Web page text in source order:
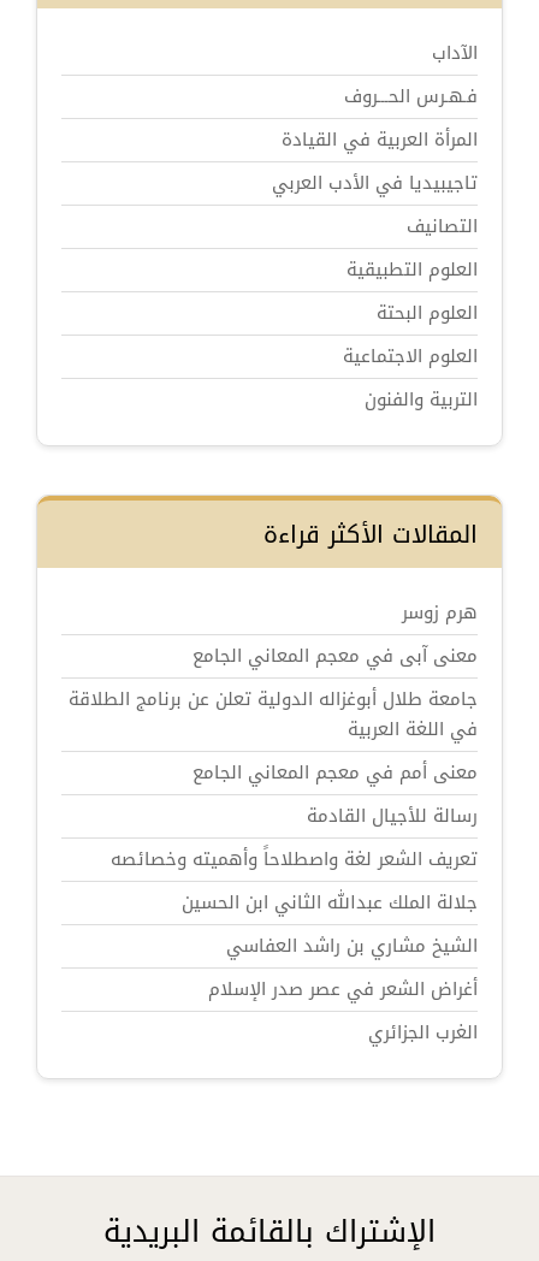
الآداب
فـهـرس الحـــروف
المرأة العربية في القيادة
تاجيبيديا في الأدب العربي
التصانيف
العلوم التطبيقية
العلوم البحتة
العلوم الاجتماعية
التربية والفنون
المقالات الأكثر قراءة
هرم زوسر
معنى آبى في معجم المعاني الجامع
جامعة طلال أبوغزاله الدولية تعلن عن برنامج الطلاقة
في اللغة العربية
معنى أمم في معجم المعاني الجامع
رسالة للأجيال القادمة
تعريف الشعر لغة واصطلاحاً وأهميته وخصائصه
جلالة الملك عبدالله الثاني ابن الحسين
الشيخ مشاري بن راشد العفاسي
أغراض الشعر في عصر صدر الإسلام
الغرب الجزائري
الإشتراك بالقائمة البريدية